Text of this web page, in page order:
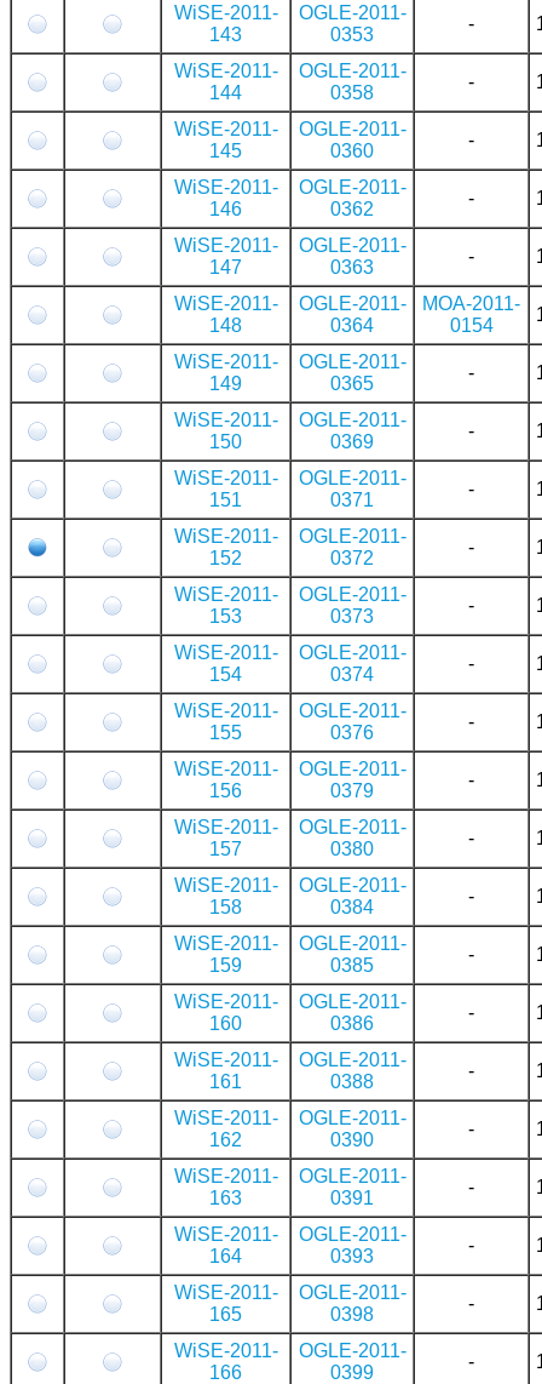
WiSE-2011-
143
OGLE-2011-
0353
-
WiSE-2011-
144
OGLE-2011-
0358
-
WiSE-2011-
145
OGLE-2011-
0360
-
WiSE-2011-
146
OGLE-2011-
0362
-
WiSE-2011-
147
OGLE-2011-
0363
-
WiSE-2011-
148
OGLE-2011-
0364
MOA-2011-
0154
WiSE-2011-
149
OGLE-2011-
0365
-
WiSE-2011-
150
OGLE-2011-
0369
-
WiSE-2011-
151
OGLE-2011-
0371
-
WiSE-2011-
152
OGLE-2011-
0372
-
WiSE-2011-
153
OGLE-2011-
0373
-
WiSE-2011-
154
OGLE-2011-
0374
-
WiSE-2011-
155
OGLE-2011-
0376
-
WiSE-2011-
156
OGLE-2011-
0379
-
WiSE-2011-
157
OGLE-2011-
0380
-
WiSE-2011-
158
OGLE-2011-
0384
-
WiSE-2011-
159
OGLE-2011-
0385
-
WiSE-2011-
160
OGLE-2011-
0386
-
WiSE-2011-
161
OGLE-2011-
0388
-
WiSE-2011-
162
OGLE-2011-
0390
-
WiSE-2011-
163
OGLE-2011-
0391
-
WiSE-2011-
164
OGLE-2011-
0393
-
WiSE-2011-
165
OGLE-2011-
0398
-
WiSE-2011-
166
OGLE-2011-
0399
-